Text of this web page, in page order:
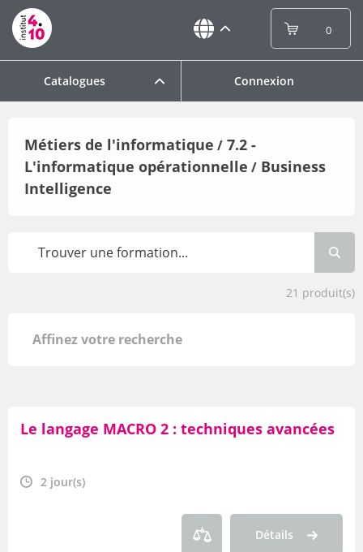
Catalogues Connexion
0
Métiers de l'informatique / 7.2 -
L'informatique opérationnelle / Business
Intelligence
21 produit(s)
Affinez votre recherche
Par thème
Le langage MACRO 2 : techniques avancées
2 jour(s)
Détails